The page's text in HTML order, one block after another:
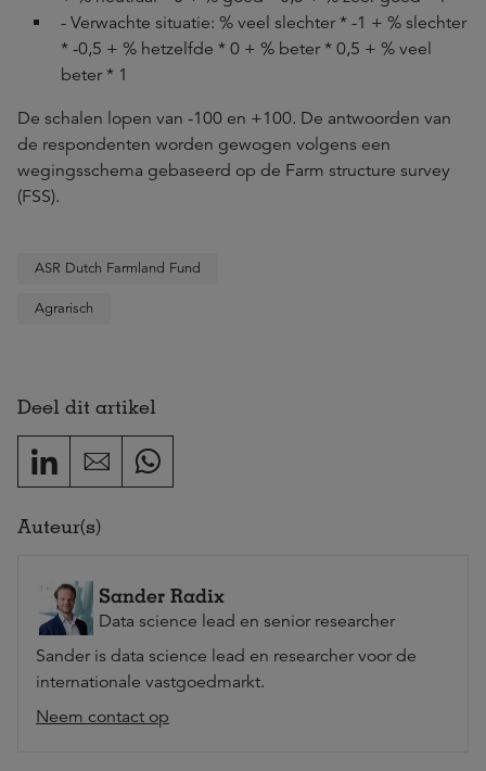
- Verwachte situatie: % veel slechter * -1 + % slechter
* -0,5 + % hetzelfde * 0 + % beter * 0,5 + % veel
beter * 1
De schalen lopen van -100 en +100. De antwoorden van
de respondenten worden gewogen volgens een
wegingsschema gebaseerd op de Farm structure survey
(FSS).
ASR Dutch Farmland Fund
Agrarisch
Deel dit artikel
Auteur(s)
Sander Radix
Data science lead en senior researcher
Sander is data science lead en researcher voor de
internationale vastgoedmarkt.
Neem contact op